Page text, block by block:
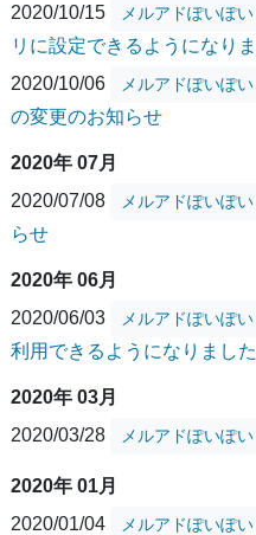
2020/10/15
メルアドぽいぽい
リに設定できるようになり
2020/10/06
メルアドぽいぽい
の変更のお知らせ
2020年 07月
2020/07/08
メルアドぽいぽい
らせ
2020年 06月
2020/06/03
メルアドぽいぽい
利用できるようになりました
2020年 03月
2020/03/28
メルアドぽいぽい
2020年 01月
2020/01/04
メルアドぽいぽい